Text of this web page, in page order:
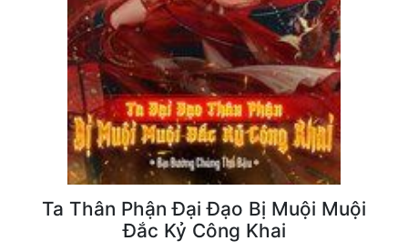
Truyện Convert
Truyện Dịch
Truyện Nhập Môn
Truyện ngắn
Ta Thân Phận Đại Đạo Bị Muội Muội
Đắc Kỷ Công Khai